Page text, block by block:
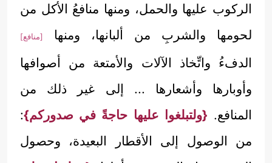
الركوب عليها والحمل، ومنها منافعُ الأكل من
لحومها والشربِ من ألبانها، ومنها
[منافع]
الدفءُ واتِّخاذ الآلات والأمتعة من أصوافها
وأوبارها وأشعارها ... إلى غير ذلك من
المنافع. {ولتبلغوا عليها حاجةً في صدوركم}:
من الوصول إلى الأقطار البعيدة، وحصول